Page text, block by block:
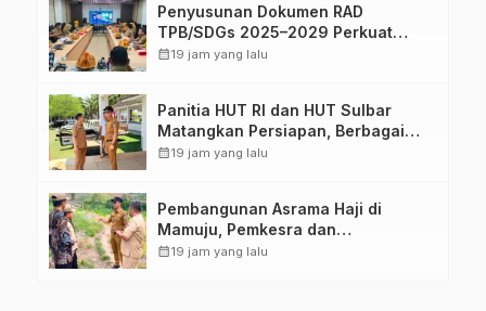
Penyusunan Dokumen RAD
TPB/SDGs 2025–2029 Perkuat
Arah Pembangunan Berkelanjutan
calendar_month19 jam yang lalu
Panitia HUT RI dan HUT Sulbar
Matangkan Persiapan, Berbagai
Lomba Akan Dilaksanakan Pemprov
calendar_month19 jam yang lalu
Pembangunan Asrama Haji di
Mamuju, Pemkesra dan
Kementerian Haji Sulbar Tinjau
calendar_month19 jam yang lalu